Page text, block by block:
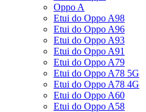
Oppo A
Etui do Oppo A98
Etui do Oppo A96
Etui do Oppo A93
Etui do Oppo A91
Etui do Oppo A79
Etui do Oppo A78 5G
Etui do Oppo A78 4G
Etui do Oppo A60
Etui do Oppo A58